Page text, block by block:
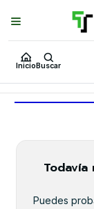
Inicio Buscar
Puedes Elegir:
Inicio Toner y
Puedes